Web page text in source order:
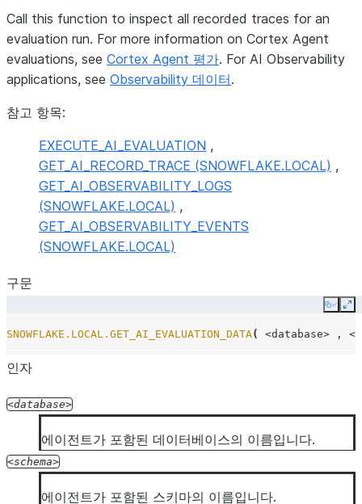
Call this function to inspect all recorded traces for an
evaluation run. For more information on Cortex Agent
evaluations, see Cortex Agent 평가. For AI Observability
applications, see Observability 데이터.
참고 항목:
EXECUTE_AI_EVALUATION ,
GET_AI_RECORD_TRACE (SNOWFLAKE.LOCAL) ,
GET_AI_OBSERVABILITY_LOGS
(SNOWFLAKE.LOCAL) ,
GET_AI_OBSERVABILITY_EVENTS
(SNOWFLAKE.LOCAL)
구문
Copy
SNOWFLAKE.LOCAL.GET_AI_EVALUATION_DATA( <database> ,
인자
database
에이전트가 포함된 데이터베이스의 이름입니다.
schema
에이전트가 포함된 스키마의 이름입니다.